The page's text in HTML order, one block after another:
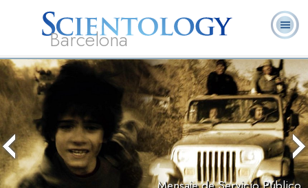
Barcelona
L. Ronald
Hubbard
¿Qué es
Scientology?
Ministros
Voluntarios
Preguntas más
frecuentes
Libros